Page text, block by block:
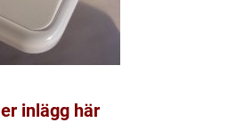
inlägg här